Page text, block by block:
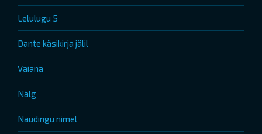
Lelulugu 5
Dante käsikirja jälil
Vaiana
Nälg
Naudingu nimel